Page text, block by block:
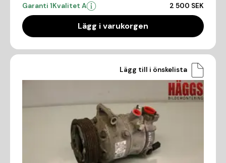
Garanti 1Kvalitet A 2 500 SEK
Lägg i varukorgen
Lägg till i önskelista